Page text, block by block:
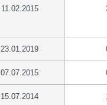
11.02.2015
23.01.2019
07.07.2015
15.07.2014